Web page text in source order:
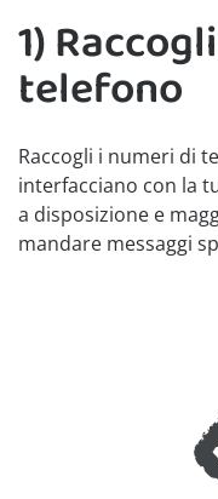
1)
telefono
Raccogli i numeri di
interfacciano con la
a disposizione e
mandare messaggi